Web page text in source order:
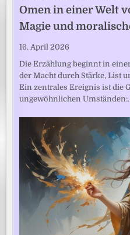
Omen in einer Welt
Magie und
16. April 2026
Die Erzählung beginnt in
der Macht durch Stärke, List
Ein zentrales Ereignis ist die
ungewöhnlichen